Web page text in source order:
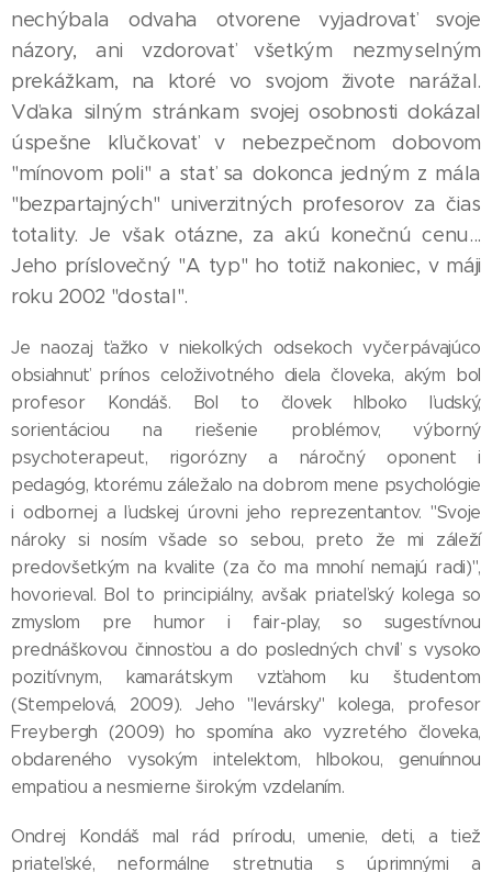
nechýbala odvaha otvorene vyjadrovať svoje
názory, ani vzdorovať všetkým nezmyselným
prekážkam, na ktoré vo svojom živote narážal.
Vďaka silným stránkam svojej osobnosti dokázal
úspešne kľučkovať v nebezpečnom dobovom
"mínovom poli" a stať sa dokonca jedným z mála
"bezpartajných" univerzitných profesorov za čias
totality. Je však otázne, za akú konečnú cenu...
Jeho príslovečný "A typ" ho totiž nakoniec, v máji
roku 2002 "dostal".
Je naozaj ťažko v niekoľkých odsekoch vyčerpávajúco
obsiahnuť prínos celoživotného diela človeka, akým bol
profesor Kondáš. Bol to človek hlboko ľudský,
sorientáciou na riešenie problémov, výborný
psychoterapeut, rigorózny a náročný oponent i
pedagóg, ktorému záležalo na dobrom mene psychológie
i odbornej a ľudskej úrovni jeho reprezentantov. "Svoje
nároky si nosím všade so sebou, preto že mi záleží
predovšetkým na kvalite (za čo ma mnohí nemajú radi)",
hovorieval. Bol to principiálny, avšak priateľský kolega so
zmyslom pre humor i fair-play, so sugestívnou
prednáškovou činnosťou a do posledných chvíľ s vysoko
pozitívnym, kamarátskym vzťahom ku študentom
(Stempelová, 2009). Jeho "levársky" kolega, profesor
Freybergh (2009) ho spomína ako vyzretého človeka,
obdareného vysokým intelektom, hlbokou, genuínnou
empatiou a nesmierne širokým vzdelaním.
Ondrej Kondáš mal rád prírodu, umenie, deti, a tiež
priateľské, neformálne stretnutia s úprimnými a